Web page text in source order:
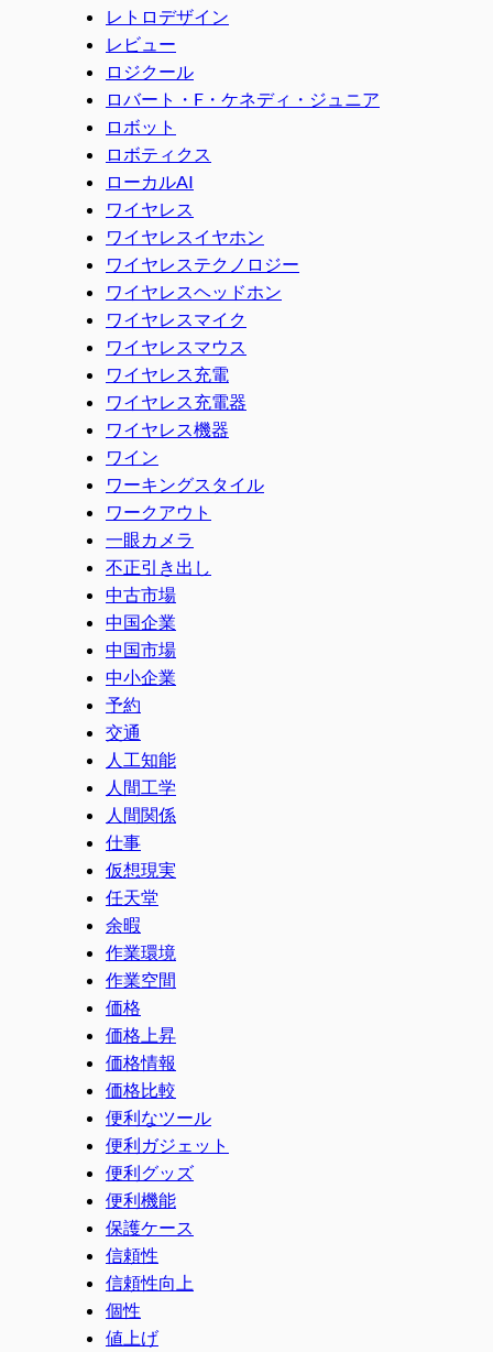
レトロデザイン
レビュー
ロジクール
ロバート・F・ケネディ・ジュニア
ロボット
ロボティクス
ローカルAI
ワイヤレス
ワイヤレスイヤホン
ワイヤレステクノロジー
ワイヤレスヘッドホン
ワイヤレスマイク
ワイヤレスマウス
ワイヤレス充電
ワイヤレス充電器
ワイヤレス機器
ワイン
ワーキングスタイル
ワークアウト
一眼カメラ
不正引き出し
中古市場
中国企業
中国市場
中小企業
予約
交通
人工知能
人間工学
人間関係
仕事
仮想現実
任天堂
余暇
作業環境
作業空間
価格
価格上昇
価格情報
価格比較
便利なツール
便利ガジェット
便利グッズ
便利機能
保護ケース
信頼性
信頼性向上
個性
値上げ